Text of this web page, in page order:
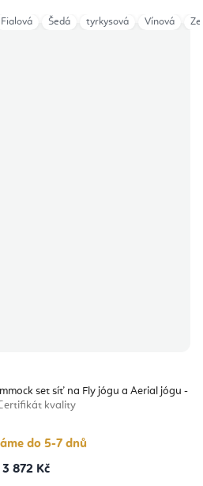
set síť na Fly jógu a Aerial jógu -
kvality
do 5-7 dnů
3 872 Kč
Fialová Šedá tyrkysová Vínová